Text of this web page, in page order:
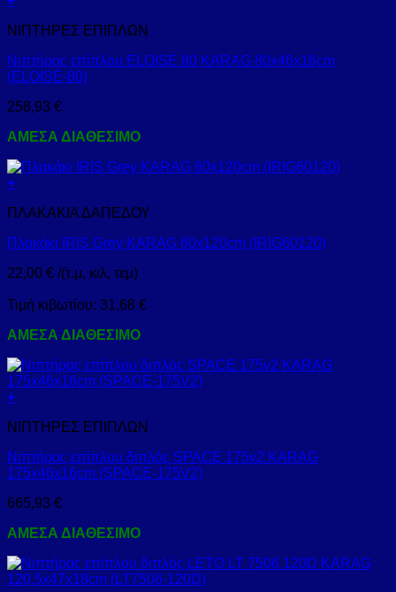
ΝΙΠΤΗΡΕΣ ΕΠΙΠΛΩΝ
Νιπτήρας επίπλου ELOISE 80 KARAG 80x46x16cm
(ELOISE-80)
258,93 €
ΑΜΕΣΑ ΔΙΑΘΕΣΙΜΟ
+
ΠΛΑΚΑΚΙΑ ΔΑΠΕΔΟΥ
Πλακάκι IRIS Grey KARAG 60x120cm (IRIG60120)
22,00 € /(τ.μ, κιλ, τεμ)
Τιμή κιβωτίου: 31,68 €
ΑΜΕΣΑ ΔΙΑΘΕΣΙΜΟ
+
ΝΙΠΤΗΡΕΣ ΕΠΙΠΛΩΝ
Νιπτήρας επίπλου διπλός SPACE 175v2 KARAG
175x46x16cm (SPACE-175V2)
665,93 €
ΑΜΕΣΑ ΔΙΑΘΕΣΙΜΟ